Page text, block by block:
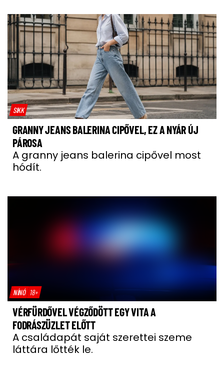
SIKK
GRANNY JEANS BALERINA CIPŐVEL, EZ A NYÁR ÚJ
PÁROSA
A granny jeans balerina cipővel most
hódít.
NÍNÓ 18+
VÉRFÜRDŐVEL VÉGZŐDÖTT EGY VITA A
FODRÁSZÜZLET ELŐTT
A családapát saját szerettei szeme
láttára lőtték le.